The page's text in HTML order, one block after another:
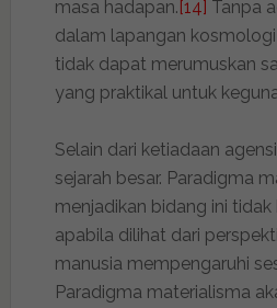
masa hadapan.[14] Tanpa
dalam lapangan
tidak dapat merumuskan
yang praktikal untuk
Selain dari ketiadaan
sejarah besar. Paradigma
menjadikan bidang ini
apabila dilihat dari
manusia mempengaruhi
Paradigma materialisma